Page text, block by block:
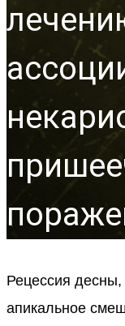
Рецессия
апикальное